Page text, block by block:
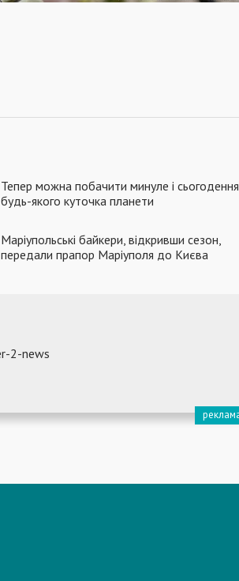
Тепер можна побачити минуле і сьогодення
будь-якого куточка планети
Маріупольські байкери, відкривши сезон,
передали прапор Маріуполя до Києва